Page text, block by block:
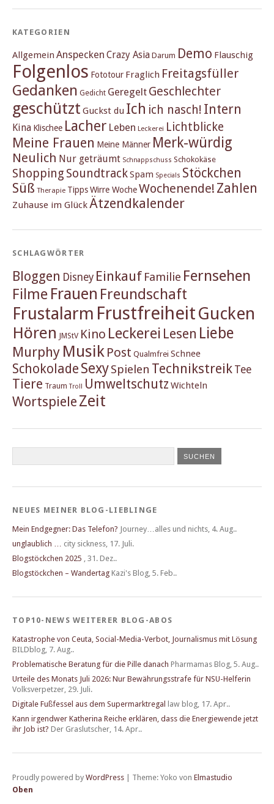
KATEGORIEN
Allgemein Anspecken Crazy Asia Darum Demo Flauschig
Folgenlos Fototour Fraglich Freitagsfüller
Gedanken Gedicht Geregelt Geschlechter
geschützt Guckst du Ich ich nasch! Intern
Kina Klischee Lacher Leben Leckerei Lichtblicke
Meine Frauen Meine Männer Merk-würdig
Neulich Nur geträumt Schnappschuss Schokokäse
Shopping SoundtrackSpam Specials Stöckchen
Süß Therapie TippsWirre WocheWochenende! Zahlen
Zuhause im Glück Ätzendkalender
SCHLAGWÖRTER
Bloggen Disney Einkauf Familie Fernsehen
Filme Frauen Freundschaft
Frustalarm FrustfreiheitGucken
Hören JMStV Kino Leckerei Lesen Liebe
Murphy Musik Post Qualmfrei Schnee
Schokolade SexySpielen Technikstreik Tee
Tiere Traum Troll Umweltschutz Wichteln
Wortspiele Zeit
NEUES MEINER BLOG-LIEBLINGE
Mein Endgegner: Das Telefon? Journey…alles und nichts 4. Aug..
unglaublich …
city sickness 17. Juli.
Blogstöckchen 2025
31. Dez..
Blogstöckchen – Wandertag Kazi's Blog 5. Feb..
TOP10-NEWS WEITERER BLOG-ABOS
Katastrophe von Ceuta, Social-Media-Verbot, Journalismus mit Lösung
BILDblog 7. Aug..
Problematische Beratung für die Pille danach Pharmamas Blog 5. Aug..
Urteile des Monats Juli 2026: Nur Bewährungsstrafe für NSU-Helferin
Volksverpetzer 29. Juli.
Digitale Fußfessel aus dem Supermarktregal
law blog 17. Apr..
Kann irgendwer Katherina Reiche erklären, dass die Energiewende jetzt
ihr Job ist? Der Graslutscher 14. Apr..
Proudly powered by WordPress Theme: Yoko von Elmastudio
Oben